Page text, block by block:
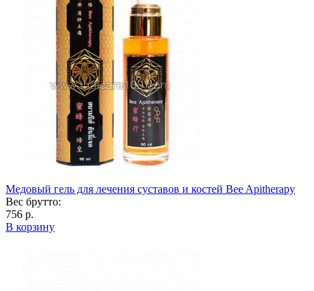
Медовый гель для лечения суставов и костей Bee Apitherapy
Вес брутто:
756 р.
В корзину